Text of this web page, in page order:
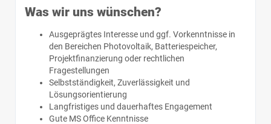
Was wir uns wünschen?
Ausgeprägtes Interesse und ggf. Vorkenntnisse in
den Bereichen Photovoltaik, Batteriespeicher,
Projektfinanzierung oder rechtlichen
Fragestellungen
Selbstständigkeit, Zuverlässigkeit und
Lösungsorientierung
Langfristiges und dauerhaftes Engagement
Gute MS Office Kenntnisse